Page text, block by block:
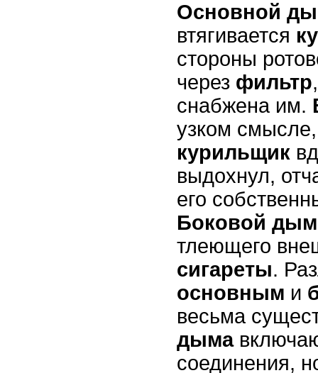
Основной
втягивается
стороны
через фильтр
снабжена им.
узком
курильщик
выдохнул,
его
Боковой дым
тлеющего
сигареты.
основным и
весьма
дыма
соединения,